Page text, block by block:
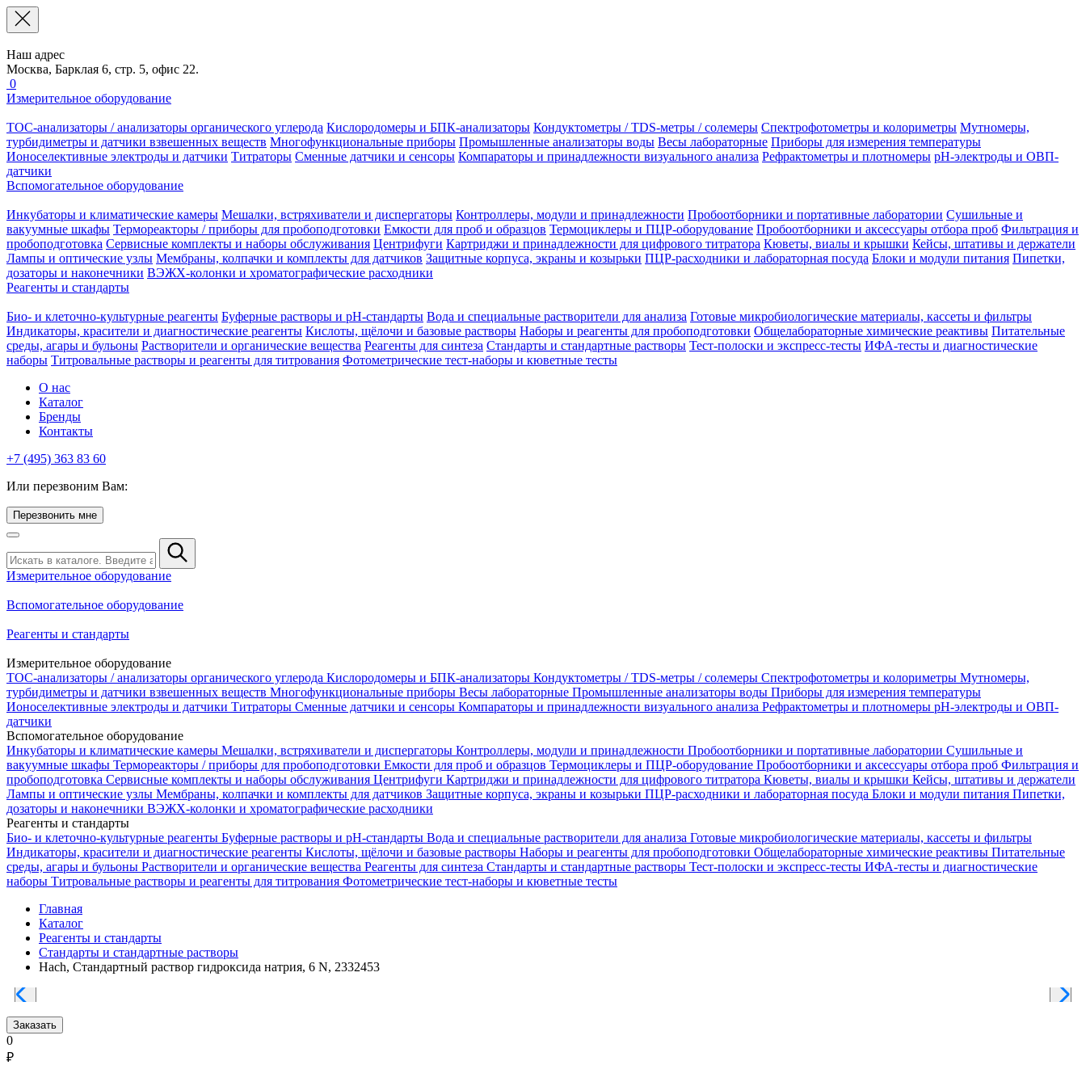
Наш адрес
Москва, Барклая 6, стр. 5, офис 22.
0
Измерительное оборудование
TOC-анализаторы / анализаторы органического углерода Кислородомеры и БПК-анализаторы Кондуктометры / TDS-метры / солемеры Спектрофотометры и колориметры Мутномеры,
турбидиметры и датчики взвешенных веществ Многофункциональные приборы Промышленные анализаторы воды Весы лабораторные Приборы для измерения температуры
Ионоселективные электроды и датчики Титраторы Сменные датчики и сенсоры Компараторы и принадлежности визуального анализа Рефрактометры и плотномеры pH-электроды и ОВП-
датчики
Вспомогательное оборудование
Инкубаторы и климатические камеры Мешалки, встряхиватели и диспергаторы Контроллеры, модули и принадлежности Пробоотборники и портативные лаборатории Сушильные и
вакуумные шкафы Термореакторы / приборы для пробоподготовки Емкости для проб и образцов Термоциклеры и ПЦР-оборудование Пробоотборники и аксессуары отбора проб Фильтрация и
пробоподготовка Сервисные комплекты и наборы обслуживания Центрифуги Картриджи и принадлежности для цифрового титратора Кюветы, виалы и крышки Кейсы, штативы и держатели
Лампы и оптические узлы Мембраны, колпачки и комплекты для датчиков Защитные корпуса, экраны и козырьки ПЦР-расходники и лабораторная посуда Блоки и модули питания Пипетки,
дозаторы и наконечники ВЭЖХ-колонки и хроматографические расходники
Реагенты и стандарты
Био- и клеточно-культурные реагенты Буферные растворы и pH-стандарты Вода и специальные растворители для анализа Готовые микробиологические материалы, кассеты и фильтры
Индикаторы, красители и диагностические реагенты Кислоты, щёлочи и базовые растворы Наборы и реагенты для пробоподготовки Общелабораторные химические реактивы Питательные
среды, агары и бульоны Растворители и органические вещества Реагенты для синтеза Стандарты и стандартные растворы Тест-полоски и экспресс-тесты ИФА-тесты и диагностические
наборы Титровальные растворы и реагенты для титрования Фотометрические тест-наборы и кюветные тесты
О нас
Каталог
Бренды
Контакты
+7 (495) 363 83 60
Или перезвоним Вам:
Перезвонить мне
Измерительное оборудование
Вспомогательное оборудование
Реагенты и стандарты
Измерительное оборудование
TOC-анализаторы / анализаторы органического углерода Кислородомеры и БПК-анализаторы Кондуктометры / TDS-метры / солемеры Спектрофотометры и колориметры Мутномеры,
турбидиметры и датчики взвешенных веществ Многофункциональные приборы Весы лабораторные Промышленные анализаторы воды Приборы для измерения температуры
Ионоселективные электроды и датчики Титраторы Сменные датчики и сенсоры Компараторы и принадлежности визуального анализа Рефрактометры и плотномеры pH-электроды и ОВП-
датчики
Вспомогательное оборудование
Инкубаторы и климатические камеры Мешалки, встряхиватели и диспергаторы Контроллеры, модули и принадлежности Пробоотборники и портативные лаборатории Сушильные и
вакуумные шкафы Термореакторы / приборы для пробоподготовки Емкости для проб и образцов Термоциклеры и ПЦР-оборудование Пробоотборники и аксессуары отбора проб Фильтрация и
пробоподготовка Сервисные комплекты и наборы обслуживания Центрифуги Картриджи и принадлежности для цифрового титратора Кюветы, виалы и крышки Кейсы, штативы и держатели
Лампы и оптические узлы Мембраны, колпачки и комплекты для датчиков Защитные корпуса, экраны и козырьки ПЦР-расходники и лабораторная посуда Блоки и модули питания Пипетки,
дозаторы и наконечники ВЭЖХ-колонки и хроматографические расходники
Реагенты и стандарты
Био- и клеточно-культурные реагенты Буферные растворы и pH-стандарты Вода и специальные растворители для анализа Готовые микробиологические материалы, кассеты и фильтры
Индикаторы, красители и диагностические реагенты Кислоты, щёлочи и базовые растворы Наборы и реагенты для пробоподготовки Общелабораторные химические реактивы Питательные
среды, агары и бульоны Растворители и органические вещества Реагенты для синтеза Стандарты и стандартные растворы Тест-полоски и экспресс-тесты ИФА-тесты и диагностические
наборы Титровальные растворы и реагенты для титрования Фотометрические тест-наборы и кюветные тесты
Главная
Каталог
Реагенты и стандарты
Стандарты и стандартные растворы
Hach, Стандартный раствор гидроксида натрия, 6 N, 2332453
Заказать
0
₽